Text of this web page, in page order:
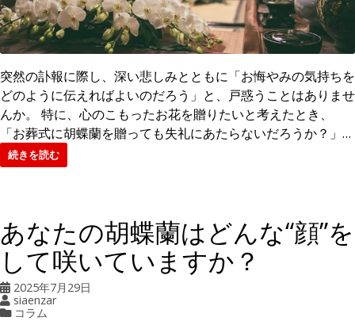
突然の訃報に際し、深い悲しみとともに「お悔やみの気持ちを
どのように伝えればよいのだろう」と、戸惑うことはありませ
んか。 特に、心のこもったお花を贈りたいと考えたとき、
「お葬式に胡蝶蘭を贈っても失礼にあたらないだろうか？」…
続きを読む
あなたの胡蝶蘭はどんな“顔”を
して咲いていますか？
2025年7月29日
siaenzar
コラム